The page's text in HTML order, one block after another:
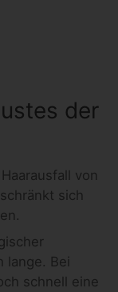
der
von
sich
lange. Bei
schnell eine